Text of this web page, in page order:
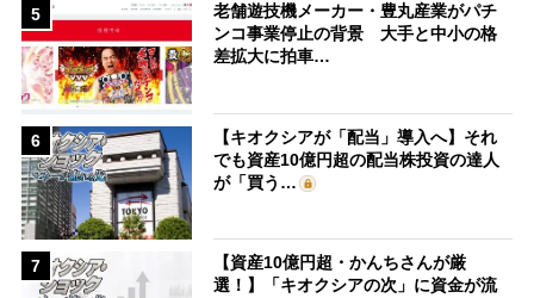
5
老舗遊技機メーカー・豊丸産業がパチ
ンコ事業停止の背景 大手と中小の格
差拡大に拍車…
6
【キオクシアが「配当」導入へ】それ
でも資産10億円超の配当株投資の達人
が「買う…
7
【資産10億円超・かんちさんが厳
選！】「キオクシアの次」に資金が流